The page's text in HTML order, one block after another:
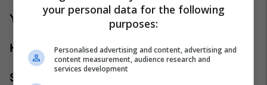
Ylli më i mirë social
Komiku i vititKevin Hart
Stili i vitit
your personal data for the following
purposes:
Personalised advertising and content, advertising and
content measurement, audience research and
services development